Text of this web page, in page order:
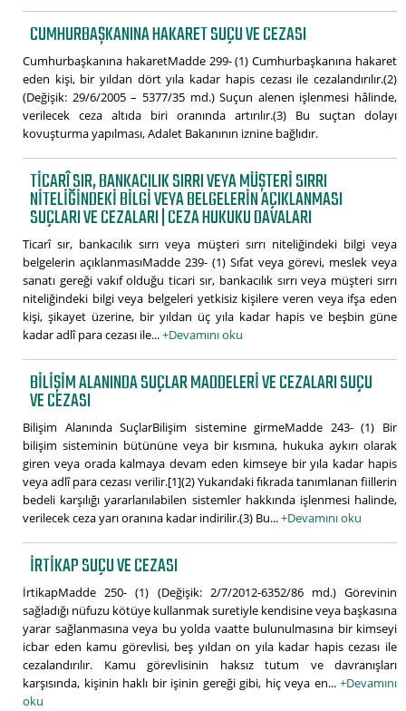
CUMHURBAŞKANINA HAKARET SUÇU VE CEZASI
Cumhurbaşkanına hakaretMadde 299- (1) Cumhurbaşkanına hakaret
eden kişi, bir yıldan dört yıla kadar hapis cezası ile cezalandırılır.(2)
(Değişik: 29/6/2005 – 5377/35 md.) Suçun alenen işlenmesi hâlinde,
verilecek ceza altıda biri oranında artırılır.(3) Bu suçtan dolayı
kovuşturma yapılması, Adalet Bakanının iznine bağlıdır.
TICARÎ SIR, BANKACILIK SIRRI VEYA MÜŞTERI SIRRI
NITELIĞINDEKI BILGI VEYA BELGELERIN AÇIKLANMASI
SUÇLARI VE CEZALARI | CEZA HUKUKU DAVALARI
Ticarî sır, bankacılık sırrı veya müşteri sırrı niteliğindeki bilgi veya
belgelerin açıklanmasıMadde 239- (1) Sıfat veya görevi, meslek veya
sanatı gereği vakıf olduğu ticari sır, bankacılık sırrı veya müşteri sırrı
niteliğindeki bilgi veya belgeleri yetkisiz kişilere veren veya ifşa eden
kişi, şikayet üzerine, bir yıldan üç yıla kadar hapis ve beşbin güne
kadar adlî para cezası ile...+Devamını oku
BILIŞIM ALANINDA SUÇLAR MADDELERI VE CEZALARI SUÇU
VE CEZASI
Bilişim Alanında SuçlarBilişim sistemine girmeMadde 243- (1) Bir
bilişim sisteminin bütününe veya bir kısmına, hukuka aykırı olarak
giren veya orada kalmaya devam eden kimseye bir yıla kadar hapis
veya adlî para cezası verilir.[1](2) Yukarıdaki fıkrada tanımlanan fiillerin
bedeli karşılığı yararlanılabilen sistemler hakkında işlenmesi halinde,
verilecek ceza yarı oranına kadar indirilir.(3) Bu...+Devamını oku
İRTIKAP SUÇU VE CEZASI
İrtikapMadde 250- (1) (Değişik: 2/7/2012-6352/86 md.) Görevinin
sağladığı nüfuzu kötüye kullanmak suretiyle kendisine veya başkasına
yarar sağlanmasına veya bu yolda vaatte bulunulmasına bir kimseyi
icbar eden kamu görevlisi, beş yıldan on yıla kadar hapis cezası ile
cezalandırılır. Kamu görevlisinin haksız tutum ve davranışları
karşısında, kişinin haklı bir işinin gereği gibi, hiç veya en... +Devamını
oku